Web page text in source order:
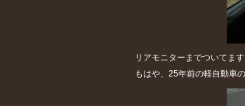
リアモニターまでついてます
もはや、25年前の軽自動車